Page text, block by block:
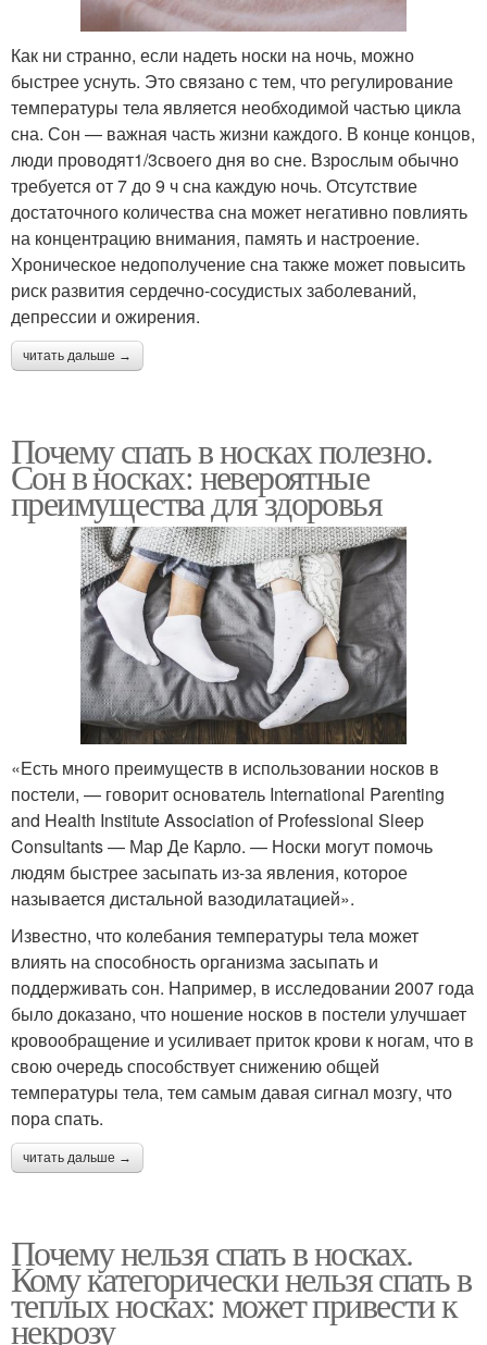
Как ни странно, если надеть носки на ночь, можно
быстрее уснуть. Это связано с тем, что регулирование
температуры тела является необходимой частью цикла
сна. Сон — важная часть жизни каждого. В конце концов,
люди проводят1/3своего дня во сне. Взрослым обычно
требуется от 7 до 9 ч сна каждую ночь. Отсутствие
достаточного количества сна может негативно повлиять
на концентрацию внимания, память и настроение.
Хроническое недополучение сна также может повысить
риск развития сердечно-сосудистых заболеваний,
депрессии и ожирения.
читать дальше →
Почему спать в носках полезно.
Сон в носках: невероятные
преимущества для здоровья
«Есть много преимуществ в использовании носков в
постели, — говорит основатель International Parenting
and Health Institute Association of Professional Sleep
Consultants — Мар Де Карло. — Носки могут помочь
людям быстрее засыпать из-за явления, которое
называется дистальной вазодилатацией».
Известно, что колебания температуры тела может
влиять на способность организма засыпать и
поддерживать сон. Например, в исследовании 2007 года
было доказано, что ношение носков в постели улучшает
кровообращение и усиливает приток крови к ногам, что в
свою очередь способствует снижению общей
температуры тела, тем самым давая сигнал мозгу, что
пора спать.
читать дальше →
Почему нельзя спать в носках.
Кому категорически нельзя спать в
теплых носках: может привести к
некрозу